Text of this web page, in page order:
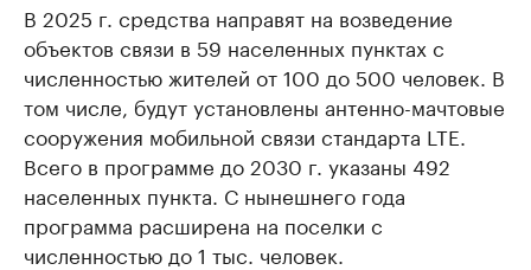
В 2025 г. средства направят на возведение
объектов связи в 59 населенных пунктах с
численностью жителей от 100 до 500 человек. В
том числе, будут установлены антенно-мачтовые
сооружения мобильной связи стандарта LTE.
Всего в программе до 2030 г. указаны 492
населенных пункта. С нынешнего года
программа расширена на поселки с
численностью до 1 тыс. человек.